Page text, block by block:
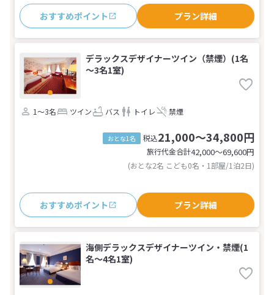
おすすめポイント プラン詳細
デラックスデザイナーツイン（禁煙）(1名
～3名1室)
1～3名 ツイン バス トイレ 禁煙
おとな1名 税込21,000～34,800円
旅行代金合計42,000〜69,600円
(おとな2名 こども0名・1部屋/1泊2日)
おすすめポイント プラン詳細
海側デラックスデザイナーツイン・禁煙(1
名～4名1室)